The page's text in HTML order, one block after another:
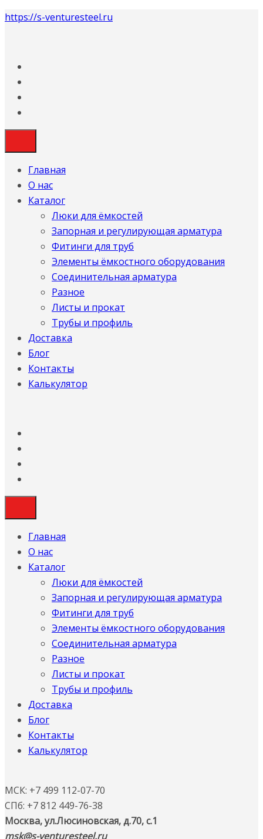
https://s-venturesteel.ru
Главная
О нас
Каталог
Люки для ёмкостей
Запорная и регулирующая арматура
Фитинги для труб
Элементы ёмкостного оборудования
Соединительная арматура
Разное
Листы и прокат
Трубы и профиль
Доставка
Блог
Контакты
Калькулятор
Главная
О нас
Каталог
Люки для ёмкостей
Запорная и регулирующая арматура
Фитинги для труб
Элементы ёмкостного оборудования
Соединительная арматура
Разное
Листы и прокат
Трубы и профиль
Доставка
Блог
Контакты
Калькулятор
МСК: +7 499 112-07-70
СПб: +7 812 449-76-38
Москва, ул.Люсиновская, д.70, с.1
msk@s-venturesteel.ru